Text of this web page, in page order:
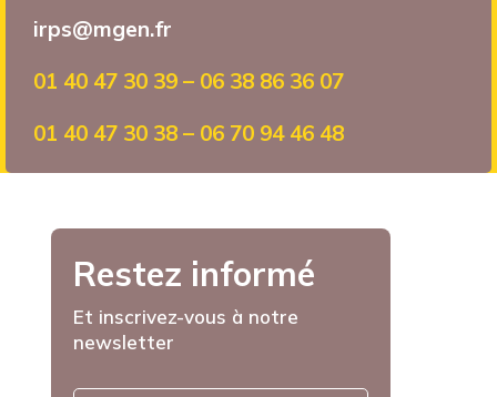
irps@mgen.fr
01 40 47 30 39 – 06 38 86 36 07
01 40 47 30 38 – 06 70 94 46 48
Restez informé
Et inscrivez-vous à notre
newsletter